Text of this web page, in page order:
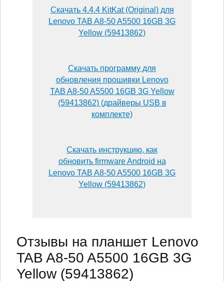
Скачать 4.4.4 KitKat (Original) для
Lenovo TAB A8-50 A5500 16GB 3G
Yellow (59413862)
Скачать программу для
обновления прошивки Lenovo
TAB A8-50 A5500 16GB 3G Yellow
(59413862) (драйверы USB в
комплекте)
Скачать инструкцию, как
обновить firmware Android на
Lenovo TAB A8-50 A5500 16GB 3G
Yellow (59413862)
Отзывы на планшет Lenovo
TAB A8-50 A5500 16GB 3G
Yellow (59413862)